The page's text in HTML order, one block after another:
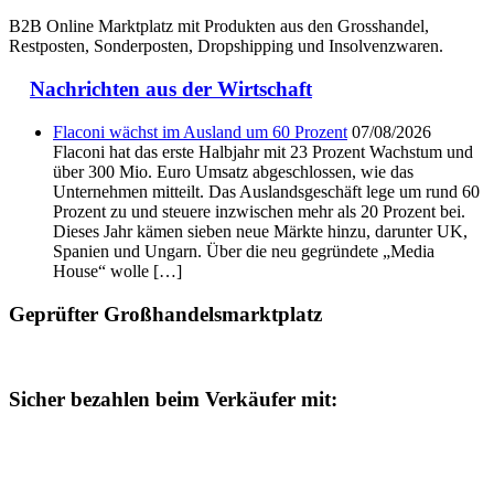
B2B Online Marktplatz mit Produkten aus den Grosshandel,
Restposten, Sonderposten, Dropshipping und Insolvenzwaren.
Nachrichten aus der Wirtschaft
Flaconi wächst im Ausland um 60 Prozent 07/08/2026
Flaconi hat das erste Halbjahr mit 23 Prozent Wachstum und
über 300 Mio. Euro Umsatz abgeschlossen, wie das
Unternehmen mitteilt. Das Auslandsgeschäft lege um rund 60
Prozent zu und steuere inzwischen mehr als 20 Prozent bei.
Dieses Jahr kämen sieben neue Märkte hinzu, darunter UK,
Spanien und Ungarn. Über die neu gegründete „Media
House“ wolle […]
Geprüfter Großhandelsmarktplatz
Sicher bezahlen beim Verkäufer mit: